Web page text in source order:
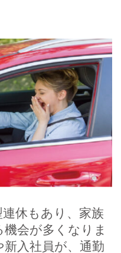
休もあり、家族
会が多くなりま
入社員が、通勤